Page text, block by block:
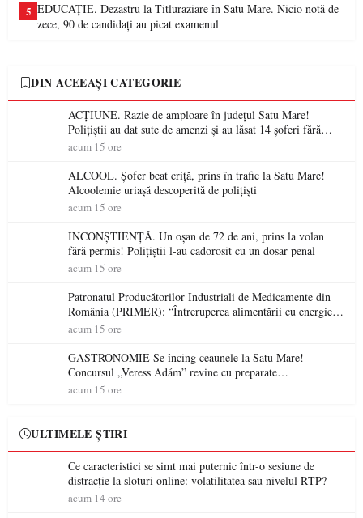
5 EDUCAȚIE. Dezastru la Titluraziare în Satu Mare. Nicio notă de
zece, 90 de candidați au picat examenul
DIN ACEEAȘI CATEGORIE
ACȚIUNE. Razie de amploare în județul Satu Mare!
Polițiștii au dat sute de amenzi și au lăsat 14 șoferi fără
permis într-o singură zi
acum 15 ore
ALCOOL. Șofer beat criță, prins în trafic la Satu Mare!
Alcoolemie uriașă descoperită de polițiști
acum 15 ore
INCONȘTIENȚĂ. Un oșan de 72 de ani, prins la volan
fără permis! Polițiștii l-au cadorosit cu un dosar penal
acum 15 ore
Patronatul Producătorilor Industriali de Medicamente din
România (PRIMER): “Întreruperea alimentării cu energie
electrică a fabricilor de medicamente va pune în pericol
acum 15 ore
GASTRONOMIE Se încing ceaunele la Satu Mare!
Concursul „Veress Ádám” revine cu preparate
spectaculoase, premii și un jurat de renume
acum 15 ore
ULTIMELE ȘTIRI
Ce caracteristici se simt mai puternic într-o sesiune de
distracție la sloturi online: volatilitatea sau nivelul RTP?
acum 14 ore